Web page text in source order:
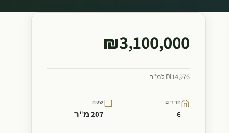
₪3,100,000
₪14,976 למ"ר
חדרים
6
שטח
207 מ"ר